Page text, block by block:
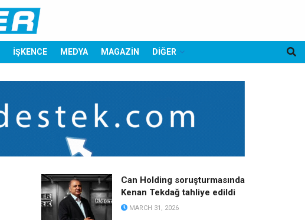
İŞKENCE MEDYA MAGAZİN DİĞER
Can Holding soruşturmasında
Kenan Tekdağ tahliye edildi
MARCH 31, 2026